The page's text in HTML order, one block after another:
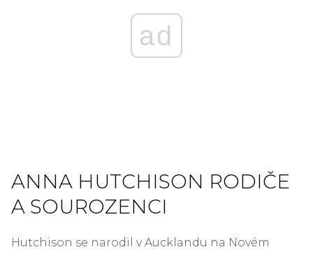
ad
ANNA HUTCHISON RODIČE
A SOUROZENCI
Hutchison se narodil v Aucklandu na Novém